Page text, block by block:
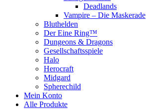
Deadlands
Vampire – Die Maskerade
Bluthelden
Der Eine Ring™
Dungeons & Dragons
Gesellschaftsspiele
Halo
Herocraft
Midgard
Spherechild
Mein Konto
Alle Produkte